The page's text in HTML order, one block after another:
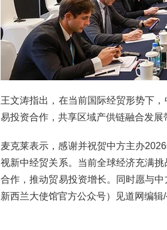
王文涛指出，在当前国际经贸形势下
易投资合作，共享区域产供链融合发展
麦克莱表示，感谢并祝贺中方主办
视新中经贸关系。当前全球经济充满
合作，推动贸易投资增长。同时愿与
新西兰大使馆官方公众号）见道网编辑